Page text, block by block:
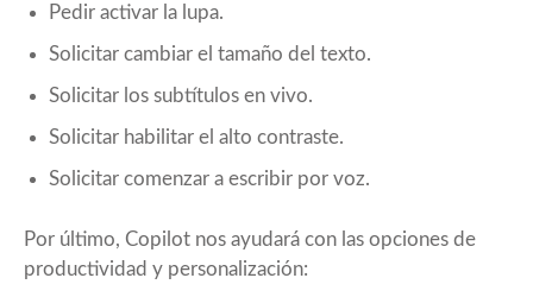
Pedir activar la lupa.
Solicitar cambiar el tamaño del texto.
Solicitar los subtítulos en vivo.
Solicitar habilitar el alto contraste.
Solicitar comenzar a escribir por voz.
Por último, Copilot nos ayudará con las opciones de
productividad y personalización: